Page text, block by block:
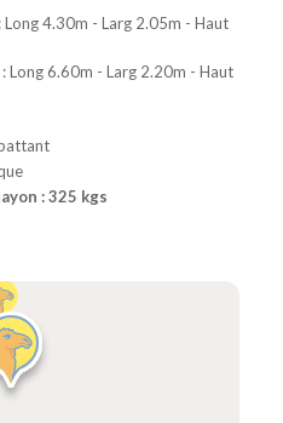
4.30m - Larg 2.05m - Haut
Long 6.60m - Larg 2.20m - Haut
: 325 kgs